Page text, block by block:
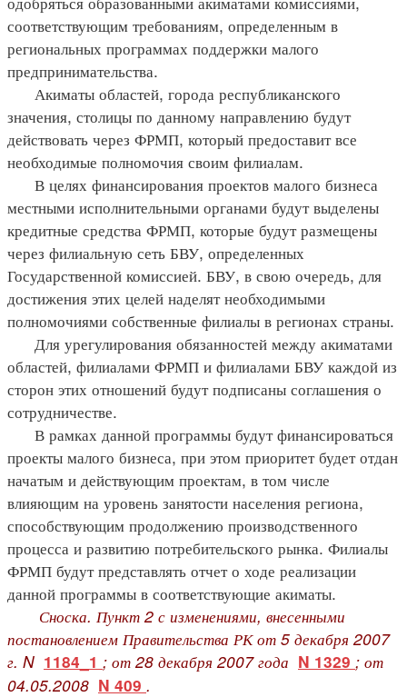
соответствующим требованиям, определенным в
региональных программах поддержки малого
предпринимательства.
Акиматы областей, города республиканского
значения, столицы по данному направлению будут
действовать через ФРМП, который предоставит все
необходимые полномочия своим филиалам.
В целях финансирования проектов малого бизнеса
местными исполнительными органами будут выделены
кредитные средства ФРМП, которые будут размещены
через филиальную сеть БВУ, определенных
Государственной комиссией. БВУ, в свою очередь, для
достижения этих целей наделят необходимыми
полномочиями собственные филиалы в регионах страны.
Для урегулирования обязанностей между акиматами
областей, филиалами ФРМП и филиалами БВУ каждой из
сторон этих отношений будут подписаны соглашения о
сотрудничестве.
В рамках данной программы будут финансироваться
проекты малого бизнеса, при этом приоритет будет отдан
начатым и действующим проектам, в том числе
влияющим на уровень занятости населения региона,
способствующим продолжению производственного
процесса и развитию потребительского рынка. Филиалы
ФРМП будут представлять отчет о ходе реализации
данной программы в соответствующие акиматы.
Сноска. Пункт 2 с изменениями, внесенными
постановлением Правительства РК от 5 декабря 2007
г. N 1184_1 ; от 28 декабря 2007 года N 1329 ; от
04.05.2008 N 409 .